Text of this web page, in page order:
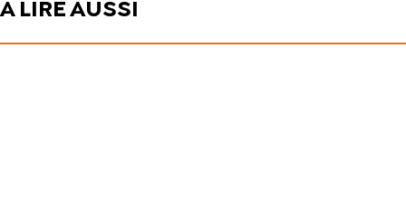
À LIRE AUSSI